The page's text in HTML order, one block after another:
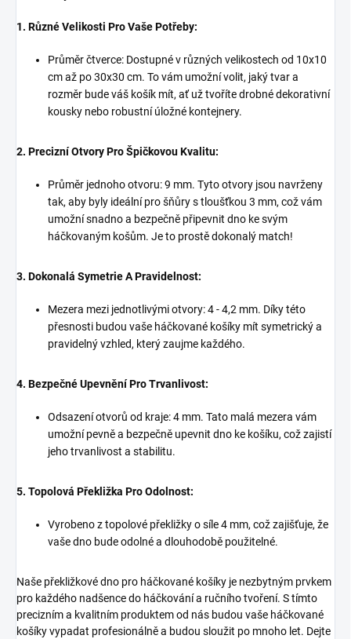
1. Různé Velikosti Pro Vaše Potřeby:
Průměr čtverce: Dostupné v různých velikostech od 10x10
cm až po 30x30 cm. To vám umožní volit, jaký tvar a
rozměr bude váš košík mít, ať už tvoříte drobné dekorativní
kousky nebo robustní úložné kontejnery.
2. Precizní Otvory Pro Špičkovou Kvalitu:
Průměr jednoho otvoru: 9 mm. Tyto otvory jsou navrženy
tak, aby byly ideální pro šňůry s tloušťkou 3 mm, což vám
umožní snadno a bezpečně připevnit dno ke svým
háčkovaným košům. Je to prostě dokonalý match!
3. Dokonalá Symetrie A Pravidelnost:
Mezera mezi jednotlivými otvory: 4 - 4,2 mm. Díky této
přesnosti budou vaše háčkované košíky mít symetrický a
pravidelný vzhled, který zaujme každého.
4. Bezpečné Upevnění Pro Trvanlivost:
Odsazení otvorů od kraje: 4 mm. Tato malá mezera vám
umožní pevně a bezpečně upevnit dno ke košíku, což zajistí
jeho trvanlivost a stabilitu.
5. Topolová Překližka Pro Odolnost:
Vyrobeno z topolové překližky o síle 4 mm, což zajišťuje, že
vaše dno bude odolné a dlouhodobě použitelné.
Naše překližkové dno pro háčkované košíky je nezbytným prvkem
pro každého nadšence do háčkování a ručního tvoření. S tímto
precizním a kvalitním produktem od nás budou vaše háčkované
košíky vypadat profesionálně a budou sloužit po mnoho let. Dejte